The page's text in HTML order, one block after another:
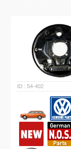
54-402